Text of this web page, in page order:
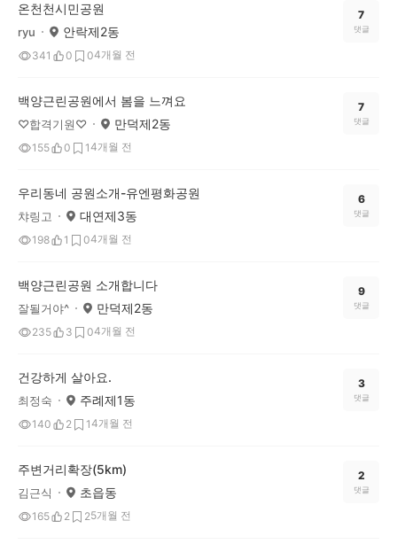
온천천시민공원
ryu 안락제2동
341 0 04개월 전
7
댓글
백양근린공원에서 봄을 느껴요
♡합격기원♡ 만덕제2동
155 0 14개월 전
7
댓글
우리동네 공원소개-유엔평화공원
챠링고 대연제3동
198 1 04개월 전
6
댓글
백양근린공원 소개합니다
잘될거야^ 만덕제2동
235 3 04개월 전
9
댓글
건강하게 살아요.
최정숙 주례제1동
140 2 14개월 전
3
댓글
주변거리확장(5km)
김근식 초읍동
165 2 25개월 전
2
댓글